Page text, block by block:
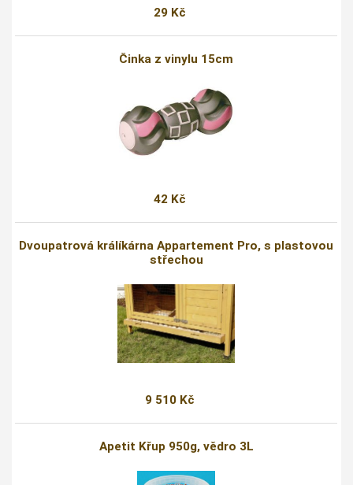
29 Kč
Činka z vinylu 15cm
42 Kč
Dvoupatrová králíkárna Appartement Pro, s plastovou
střechou
9 510 Kč
Apetit Křup 950g, vědro 3L